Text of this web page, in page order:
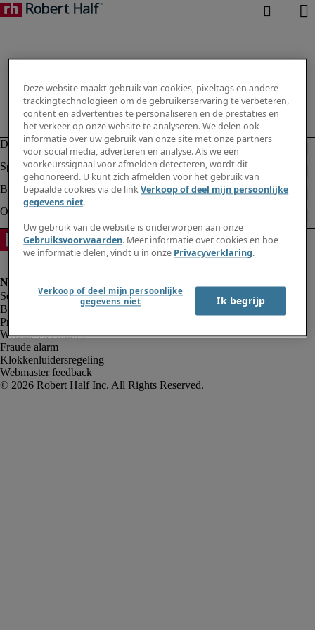
Bedrijfsinformatie
Privacyverklaring
Website en cookies
Fraude alarm
Klokkenluidersregeling
Webmaster feedback
Deze website maakt gebruik van cookies, pixeltags en andere
trackingtechnologieën om de gebruikerservaring te verbeteren,
content en advertenties te personaliseren en de prestaties en
het verkeer op onze website te analyseren. We delen ook
informatie over uw gebruik van onze site met onze partners
voor social media, adverteren en analyse. Als we een
voorkeurssignaal voor afmelden detecteren, wordt dit
gehonoreerd. U kunt zich afmelden voor het gebruik van
bepaalde cookies via de linkVerkoop of deel mijn persoonlijke
gegevens niet.
Uw gebruik van de website is onderworpen aan onze
Gebruiksvoorwaarden. Meer informatie over cookies en hoe
we informatie delen, vindt u in onze Privacyverklaring.
Verkoop of deel mijn persoonlijke
gegevens niet
Ik begrijp